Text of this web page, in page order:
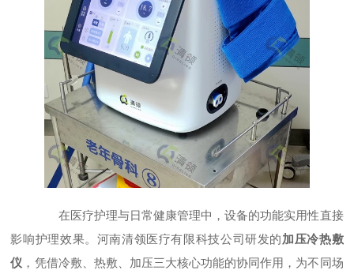
在医疗护理与日常健康管理中，设备的功能实用性直接
影响护理效果。河南清领医疗有限科技公司研发的加压冷热敷
仪 ，凭借冷敷、热敷、加压三大核心功能的协同作用，为不同场